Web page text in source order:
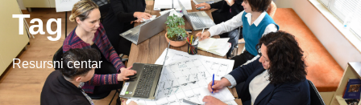
Tag
Resursni centar